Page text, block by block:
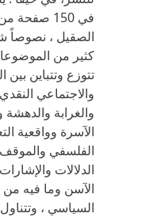
في 150
الصقيل ، نصوصاً
كثير من
تتوزع وتتباين
والاجتماعي
والغرابة والدهشة
الآسرة وواقعية
الفلسفي
الدلالات
الآسن وما فيه
السياسي ،